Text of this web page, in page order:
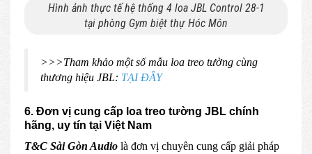
Hình ảnh thực tế hệ thống 4 loa JBL Control 28-1
tại phòng Gym biệt thự Hóc Môn
>>>Tham khảo một số mẫu loa treo tường cùng
thương hiệu JBL: TẠI ĐÂY
6. Đơn vị cung cấp loa treo tường JBL chính
hãng, uy tín tại Việt Nam
T&C Sài Gòn Audio là đơn vị chuyên cung cấp giải pháp